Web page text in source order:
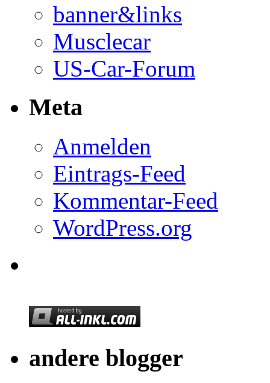
banner&links
Musclecar
US-Car-Forum
Meta
Anmelden
Eintrags-Feed
Kommentar-Feed
WordPress.org
andere blogger